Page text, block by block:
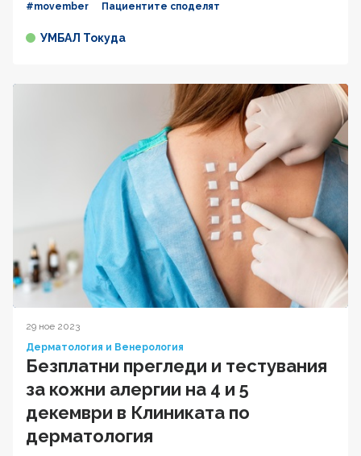
#movember Пациентите споделят
УМБАЛ Токуда
29 ное 2023
Дерматология и Венерология
Безплатни прегледи и тестувания
за кожни алергии на 4 и 5
декември в Клиниката по
дерматология